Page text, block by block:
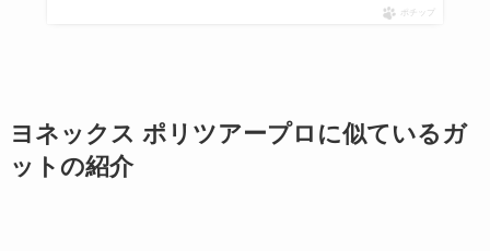
ポチップ
ヨネックス ポリツアープロに似ているガ
ットの紹介